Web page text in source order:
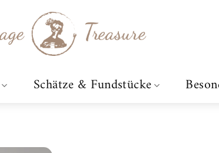
Schätze & Fundstücke